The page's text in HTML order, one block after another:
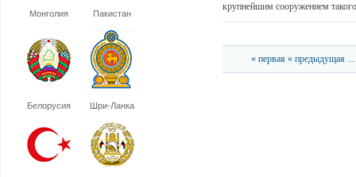
Монголия Пакистан
Белорусия Шри-Ланка
крупнейшим сооружением
« первая « предыдущая ...